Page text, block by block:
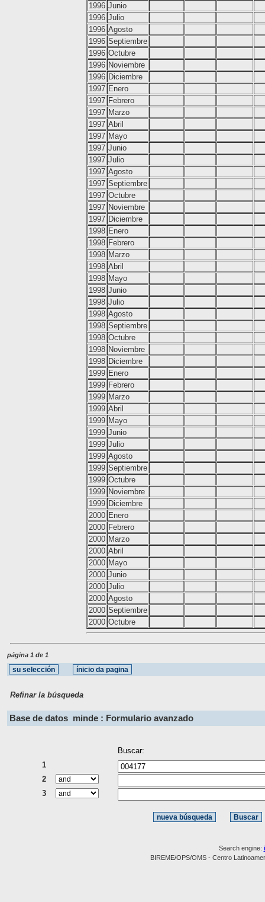
1996 Junio
1996 Julio
1996 Agosto
1996 Septiembre
1996 Octubre
1996 Noviembre
1996 Diciembre
1997 Enero
1997 Febrero
1997 Marzo
1997 Abril
1997 Mayo
1997 Junio
1997 Julio
1997 Agosto
1997 Septiembre
1997 Octubre
1997 Noviembre
1997 Diciembre
1998 Enero
1998 Febrero
1998 Marzo
1998 Abril
1998 Mayo
1998 Junio
1998 Julio
1998 Agosto
1998 Septiembre
1998 Octubre
1998 Noviembre
1998 Diciembre
1999 Enero
1999 Febrero
1999 Marzo
1999 Abril
1999 Mayo
1999 Junio
1999 Julio
1999 Agosto
1999 Septiembre
1999 Octubre
1999 Noviembre
1999 Diciembre
2000 Enero
2000 Febrero
2000 Marzo
2000 Abril
2000 Mayo
2000 Junio
2000 Julio
2000 Agosto
2000 Septiembre
2000 Octubre
página 1 de 1
Refinar la búsqueda
Base de datos minde : Formulario avanzado
Buscar:
1
2
3
Search engine:
BIREME/OPS/OMS - Centro